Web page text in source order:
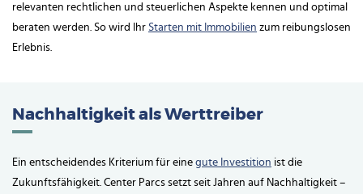
relevanten rechtlichen und steuerlichen Aspekte kennen und optimal
beraten werden. So wird Ihr Starten mit Immobilien zum reibungslosen
Erlebnis.
Nachhaltigkeit als Werttreiber
Ein entscheidendes Kriterium für eine gute Investition ist die
Zukunftsfähigkeit. Center Parcs setzt seit Jahren auf Nachhaltigkeit –